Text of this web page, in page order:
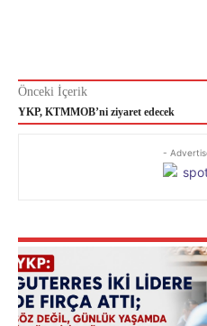
Önceki İçerik
YKP, KTMMOB’ni ziyaret edecek
-